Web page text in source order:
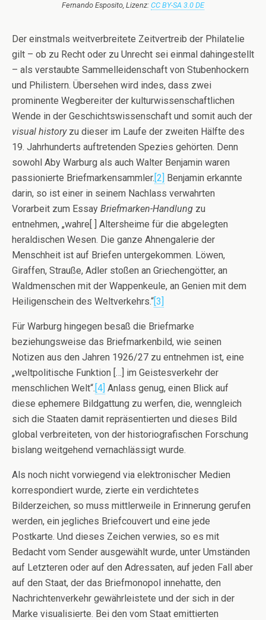
Fernando Esposito, Lizenz: CC BY-SA 3.0 DE
Der einstmals weitverbreitete Zeitvertreib der Philatelie
gilt – ob zu Recht oder zu Unrecht sei einmal dahingestellt
– als verstaubte Sammelleidenschaft von Stubenhockern
und Philistern. Übersehen wird indes, dass zwei
prominente Wegbereiter der kulturwissenschaftlichen
Wende in der Geschichtswissenschaft und somit auch der
visual historyzu dieser im Laufe der zweiten Hälfte des
19. Jahrhunderts auftretenden Spezies gehörten. Denn
sowohl Aby Warburg als auch Walter Benjamin waren
passionierte Briefmarkensammler.[2] Benjamin erkannte
darin, so ist einer in seinem Nachlass verwahrten
Vorarbeit zum Essay Briefmarken-Handlung zu
entnehmen, „wahre[ ] Altersheime für die abgelegten
heraldischen Wesen. Die ganze Ahnengalerie der
Menschheit ist auf Briefen untergekommen. Löwen,
Giraffen, Strauße, Adler stoßen an Griechengötter, an
Waldmenschen mit der Wappenkeule, an Genien mit dem
Heiligenschein des Weltverkehrs.“[3]
Für Warburg hingegen besaß die Briefmarke
beziehungsweise das Briefmarkenbild, wie seinen
Notizen aus den Jahren 1926/27 zu entnehmen ist, eine
„weltpolitische Funktion […] im Geistesverkehr der
menschlichen Welt“.[4] Anlass genug, einen Blick auf
diese ephemere Bildgattung zu werfen, die, wenngleich
sich die Staaten damit repräsentierten und dieses Bild
global verbreiteten, von der historiografischen Forschung
bislang weitgehend vernachlässigt wurde.
Als noch nicht vorwiegend via elektronischer Medien
korrespondiert wurde, zierte ein verdichtetes
Bilderzeichen, so muss mittlerweile in Erinnerung gerufen
werden, ein jegliches Briefcouvert und eine jede
Postkarte. Und dieses Zeichen verwies, so es mit
Bedacht vom Sender ausgewählt wurde, unter Umständen
auf Letzteren oder auf den Adressaten, auf jeden Fall aber
auf den Staat, der das Briefmonopol innehatte, den
Nachrichtenverkehr gewährleistete und der sich in der
Marke visualisierte. Bei den vom Staat emittierten